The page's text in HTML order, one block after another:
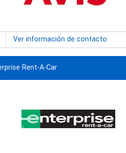
Ver información de contacto
Rent-A-Car